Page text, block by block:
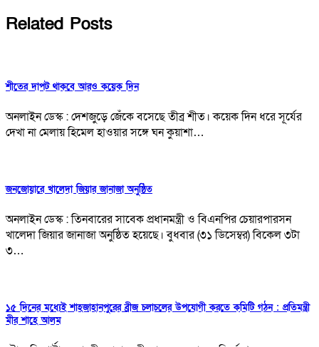
Related Posts
শীতের দাপট থাকবে আরও কয়েক দিন
অনলাইন ডেস্ক : দেশজুড়ে জেঁকে বসেছে তীব্র শীত। কয়েক দিন ধরে সূর্যের
দেখা না মেলায় হিমেল হাওয়ার সঙ্গে ঘন কুয়াশা…
জনজোয়ারে খালেদা জিয়ার জানাজা অনুষ্ঠিত
অনলাইন ডেস্ক : তিনবারের সাবেক প্রধানমন্ত্রী ও বিএনপির চেয়ারপারসন
খালেদা জিয়ার জানাজা অনুষ্ঠিত হয়েছে। বুধবার (৩১ ডিসেম্বর) বিকেল ৩টা
৩…
১৫ দিনের মধ্যেই শাহজাহানপুরের ব্রীজ চলাচলের উপযোগী করতে কমিটি গঠন : প্রতিমন্ত্রী
মীর শাহে আলম